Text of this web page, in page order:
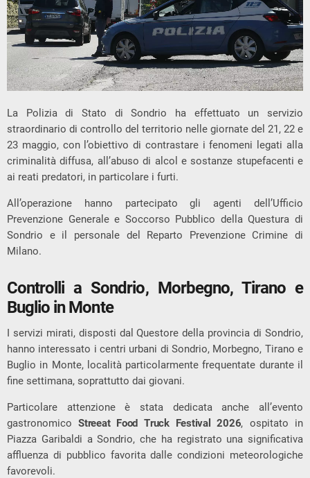
La Polizia di Stato di Sondrio ha effettuato un servizio
straordinario di controllo del territorio nelle giornate del 21, 22 e
23 maggio, con l’obiettivo di contrastare i fenomeni legati alla
criminalità diffusa, all’abuso di alcol e sostanze stupefacenti e
ai reati predatori, in particolare i furti.
All’operazione hanno partecipato gli agenti dell’Ufficio
Prevenzione Generale e Soccorso Pubblico della Questura di
Sondrio e il personale del Reparto Prevenzione Crimine di
Milano.
Controlli a Sondrio, Morbegno, Tirano e
Buglio in Monte
I servizi mirati, disposti dal Questore della provincia di Sondrio,
hanno interessato i centri urbani di Sondrio, Morbegno, Tirano e
Buglio in Monte, località particolarmente frequentate durante il
fine settimana, soprattutto dai giovani.
Particolare attenzione è stata dedicata anche all’evento
gastronomicoStreeat Food Truck Festival 2026, ospitato in
Piazza Garibaldi a Sondrio, che ha registrato una significativa
affluenza di pubblico favorita dalle condizioni meteorologiche
favorevoli.